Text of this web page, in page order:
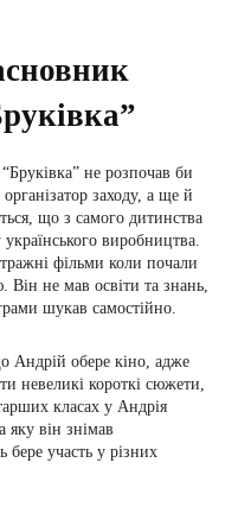
не розпочав би
заходу, а ще й
що з самого дитинства
виробництва.
фільми коли почали
Він не мав освіти та знань,
шукав самостійно.
Андрій обере кіно, адже
невеликі короткі сюжети,
класах у Андрія
яку він знімав
участь у різних